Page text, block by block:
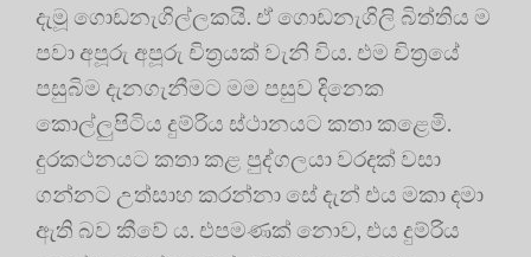
දැමූ ගොඩනැගිල්ලකයි. ඒ ගොඩනැගිලි බිත්තිය ම
පවා අපූරු අපූරු චිත්‍රයක් වැනි විය. එම චිත්‍රයේ
පසුබිම දැනගැනීමට මම පසුව දිනෙක
කොල්ලුපිටිය දුම්රිය ස්ථානයට කතා කළෙමි.
දුරකථනයට කතා කළ පුද්ගලයා වරදක් වසා
ගන්නට උත්සාහ කරන්නා සේ දැන් එය මකා දමා
ඇති බව කීවේ ය. එපමණක් නොව, එය දුම්රිය